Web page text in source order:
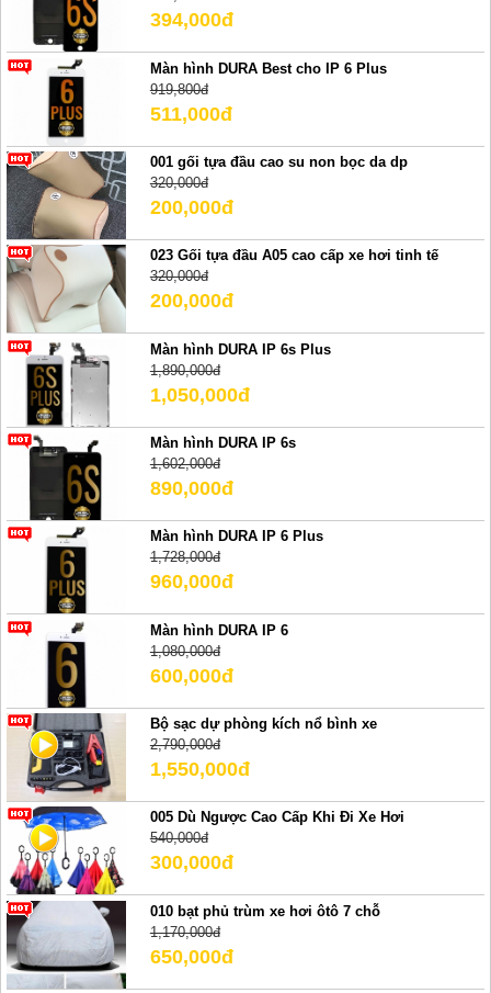
394,000đ
Màn hình DURA Best cho IP 6 Plus
919,800đ
511,000đ
001 gối tựa đầu cao su non bọc da dp
320,000đ
200,000đ
023 Gối tựa đầu A05 cao cấp xe hơi tinh tế
320,000đ
200,000đ
Màn hình DURA IP 6s Plus
1,890,000đ
1,050,000đ
Màn hình DURA IP 6s
1,602,000đ
890,000đ
Màn hình DURA IP 6 Plus
1,728,000đ
960,000đ
Màn hình DURA IP 6
1,080,000đ
600,000đ
Bộ sạc dự phòng kích nổ bình xe
2,790,000đ
1,550,000đ
005 Dù Ngược Cao Cấp Khi Đi Xe Hơi
540,000đ
300,000đ
010 bạt phủ trùm xe hơi ôtô 7 chỗ
1,170,000đ
650,000đ